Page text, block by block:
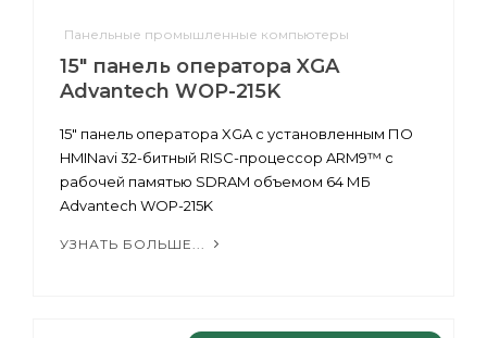
Панельные промышленные компьютеры
15" панель оператора XGA
Advantech WOP-215K
15" панель оператора XGA с установленным ПО
HMINavi 32-битный RISC-процессор ARM9™ с
рабочей памятью SDRAM объемом 64 МБ
Advantech WOP-215K
УЗНАТЬ БОЛЬШЕ...